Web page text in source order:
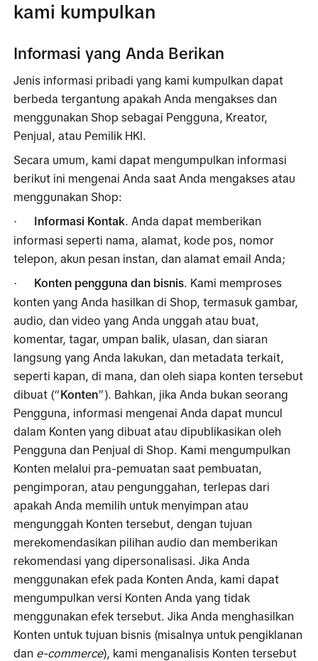
kami kumpulkan
Informasi yang Anda Berikan
Jenis informasi pribadi yang kami kumpulkan dapat
berbeda tergantung apakah Anda mengakses dan
menggunakan Shop sebagai Pengguna, Kreator,
Penjual, atau Pemilik HKI.
Secara umum, kami dapat mengumpulkan informasi
berikut ini mengenai Anda saat Anda mengakses atau
menggunakan Shop:
· Informasi Kontak. Anda dapat memberikan
informasi seperti nama, alamat, kode pos, nomor
telepon, akun pesan instan, dan alamat email Anda;
· Konten pengguna dan bisnis. Kami memproses
konten yang Anda hasilkan di Shop, termasuk gambar,
audio, dan video yang Anda unggah atau buat,
komentar, tagar, umpan balik, ulasan, dan siaran
langsung yang Anda lakukan, dan metadata terkait,
seperti kapan, di mana, dan oleh siapa konten tersebut
dibuat (“Konten”). Bahkan, jika Anda bukan seorang
Pengguna, informasi mengenai Anda dapat muncul
dalam Konten yang dibuat atau dipublikasikan oleh
Pengguna dan Penjual di Shop. Kami mengumpulkan
Konten melalui pra-pemuatan saat pembuatan,
pengimporan, atau pengunggahan, terlepas dari
apakah Anda memilih untuk menyimpan atau
mengunggah Konten tersebut, dengan tujuan
merekomendasikan pilihan audio dan memberikan
rekomendasi yang dipersonalisasi. Jika Anda
menggunakan efek pada Konten Anda, kami dapat
mengumpulkan versi Konten Anda yang tidak
menggunakan efek tersebut. Jika Anda menghasilkan
Konten untuk tujuan bisnis (misalnya untuk pengiklanan
dan e-commerce), kami menganalisis Konten tersebut